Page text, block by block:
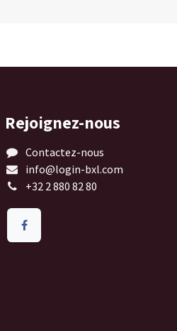
Rejoignez-nous
Contactez-nous
info@login-bxl.com
+32 2 880 82 80